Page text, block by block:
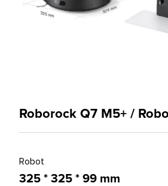
Roborock Q7 M5+ /
Robot
325 * 325 * 99 mm